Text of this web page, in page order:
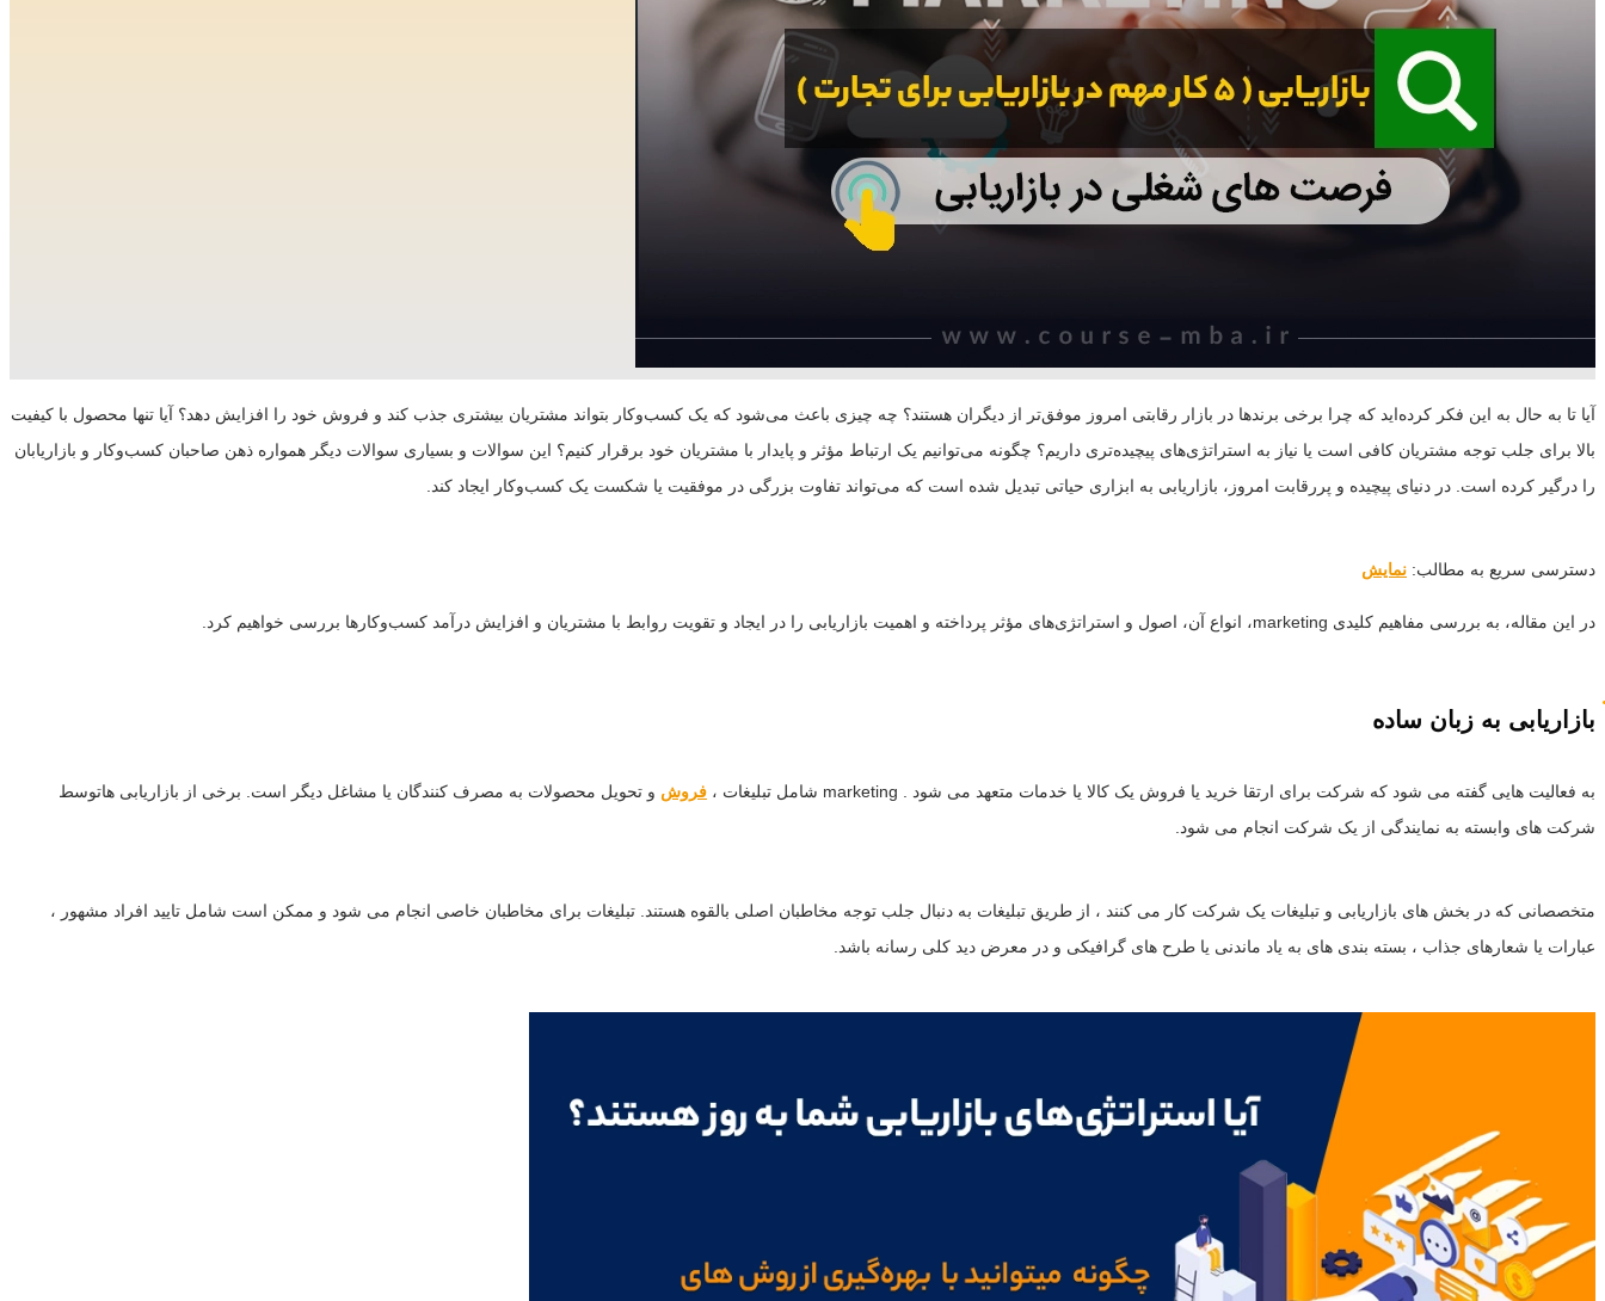
آیا تا به حال به این فکر کرده‌اید که چرا برخی برندها در بازار رقابتی امروز موفق‌تر از دیگران هستند؟ چه چیزی باعث می‌شود که یک کسب‌وکار بتواند مشتریان بیشتری جذب کند و فروش خود را افزایش دهد؟ آیا تنها محصول با کیفیت
بالا برای جلب توجه مشتریان کافی است یا نیاز به استراتژی‌های پیچیده‌تری داریم؟ چگونه می‌توانیم یک ارتباط مؤثر و پایدار با مشتریان خود برقرار کنیم؟ این سوالات و بسیاری سوالات دیگر همواره ذهن صاحبان کسب‌وکار و بازاریابان
را درگیر کرده است. در دنیای پیچیده و پررقابت امروز، بازاریابی به ابزاری حیاتی تبدیل شده است که می‌تواند تفاوت بزرگی در موفقیت یا شکست یک کسب‌وکار ایجاد کند.
دسترسی سریع به مطالب: نمایش
در این مقاله، به بررسی مفاهیم کلیدی marketing، انواع آن، اصول و استراتژی‌های مؤثر پرداخته و اهمیت بازاریابی را در ایجاد و تقویت روابط با مشتریان و افزایش درآمد کسب‌وکارها بررسی خواهیم کرد.
بازاریابی به زبان ساده
به فعالیت هایی گفته می شود که شرکت برای ارتقا خرید یا فروش یک کالا یا خدمات متعهد می شود . marketing شامل تبلیغات ، فروش و تحویل محصولات به مصرف کنندگان یا مشاغل دیگر است. برخی از بازاریابی هاتوسط
شرکت های وابسته به نمایندگی از یک شرکت انجام می شود.
متخصصانی که در بخش های بازاریابی و تبلیغات یک شرکت کار می کنند ، از طریق تبلیغات به دنبال جلب توجه مخاطبان اصلی بالقوه هستند. تبلیغات برای مخاطبان خاصی انجام می شود و ممکن است شامل تایید افراد مشهور ،
عبارات یا شعارهای جذاب ، بسته بندی های به یاد ماندنی یا طرح های گرافیکی و در معرض دید کلی رسانه باشد.